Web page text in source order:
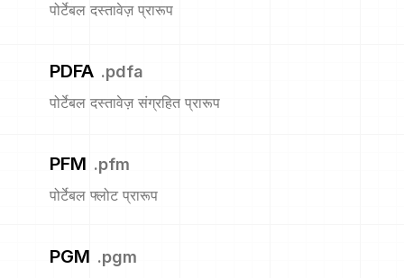
पोर्टेबल दस्तावेज़ प्रारूप
PDFA .pdfa
पोर्टेबल दस्तावेज़ संग्रहित प्रारूप
PFM .pfm
पोर्टेबल फ्लोट प्रारूप
PGM .pgm